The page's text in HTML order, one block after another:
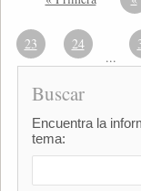
23 24
...
Buscar
Encuentra la
tema: